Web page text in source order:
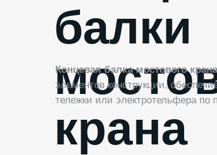
балки
крана
Концевая балка мостового
элементов конструкции,
тележки или электротельфера по